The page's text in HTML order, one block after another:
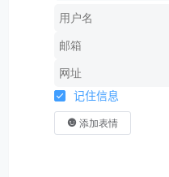
记住信息
添加表情